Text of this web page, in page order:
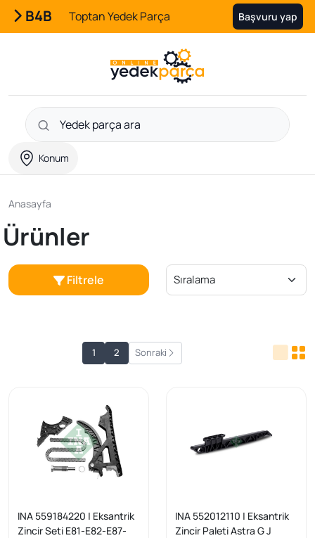
B4B Toptan Yedek Parça Başvuru yap
Konum
Anasayfa
Ürünler
Filtrele
1 2 Sonraki
INA 559184220 | Eksantrik
Zincir Seti E81-E82-E87-
INA 552012110 | Eksantrik
Zincir Paleti Astra G J